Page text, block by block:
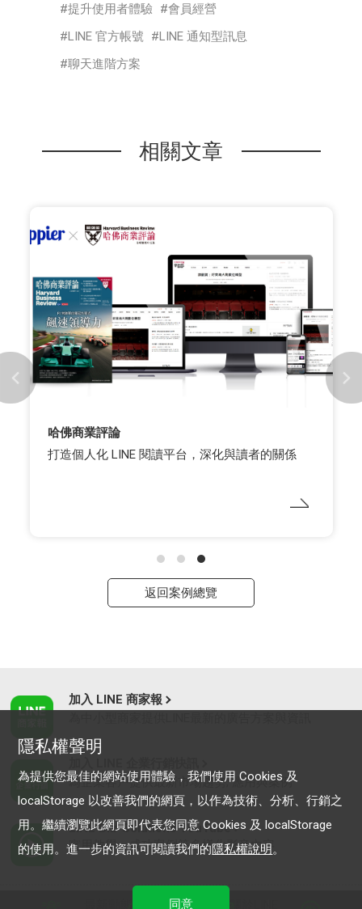
提升使用者體驗
會員經營
LINE 官方帳號
LINE 通知型訊息
聊天進階方案
相關文章
哈佛商業評論
打造個人化 LINE 閱讀平台，深化與讀者的關係
返回案例總覽
加入 LINE 商家報
為企業客戶提供最新市場趨勢, 應用與案例
LINE Biz-Solutions YouTube
實用教學、成功案例等多樣化影音內容
服務條款
隱私權聲明
為提供您最佳的網站使用體驗，我們使用 Cookies 及
localStorage 以改善我們的網頁，以作為技術、分析、行銷之
用。繼續瀏覽此網頁即代表您同意 Cookies 及 localStorage
的使用。進一步的資訊可閱讀我們的隱私權說明。
同意